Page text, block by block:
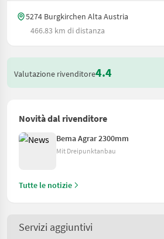
5274 Burgkirchen Alta Austria
466.83 km di distanza
Valutazione rivenditore4.4
Novità dal rivenditore
Bema Agrar 2300mm
Mit Dreipunktanbau
Tutte le notizie
Servizi aggiuntivi